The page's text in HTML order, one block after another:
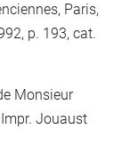
Paris,
p. 193, cat.
Monsieur
Jouaust